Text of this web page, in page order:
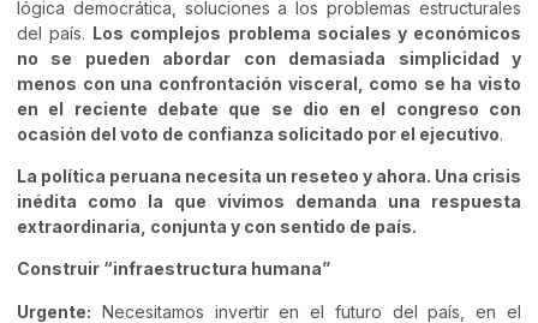
lógica democrática, soluciones a los problemas estructurales
del país. Los complejos problema sociales y económicos
no se pueden abordar con demasiada simplicidad y
menos con una confrontación visceral, como se ha visto
en el reciente debate que se dio en el congreso con
ocasión del voto de confianza solicitado por el ejecutivo.
La política peruana necesita un reseteo y ahora. Una crisis
inédita como la que vivimos demanda una respuesta
extraordinaria, conjunta y con sentido de país.
Construir “infraestructura humana”
Urgente: Necesitamos invertir en el futuro del país, en el